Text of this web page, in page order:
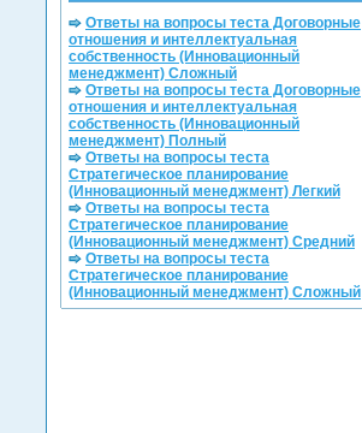
Ответы на вопросы теста Договорные
отношения и интеллектуальная
собственность (Инновационный
менеджмент) Сложный
Ответы на вопросы теста Договорные
отношения и интеллектуальная
собственность (Инновационный
менеджмент) Полный
Ответы на вопросы теста
Стратегическое планирование
(Инновационный менеджмент) Легкий
Ответы на вопросы теста
Стратегическое планирование
(Инновационный менеджмент) Средний
Ответы на вопросы теста
Стратегическое планирование
(Инновационный менеджмент) Сложный